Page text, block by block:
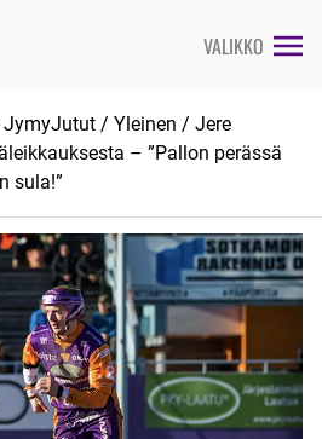
VALIKKO
JymyJutut / Yleinen / Jere
– ”Pallon perässä
sula!”